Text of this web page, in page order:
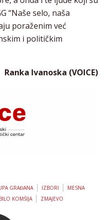
“Naše selo, naša
poraženim već
i političkim
Ranka Ivanoska (VOICE)
GRAĐANA| IZBORI |
MESNA
KOMŠIJA| ZMAJEVO